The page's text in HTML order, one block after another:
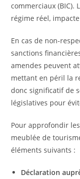
commerciaux (BIC).
régime réel,
En cas de non-
sanctions
amendes peuvent
mettant en péril la
donc significatif de
législatives pour
Pour approfondir
meublée de
éléments suivants :
Déclaration